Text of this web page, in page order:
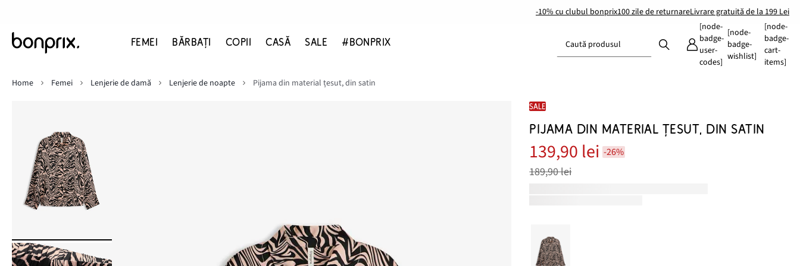
-10% cu clubul bonprix100 zile de returnareLivrare gratuită de la 199 Lei
FEMEI BĂRBAŢI COPII CASĂ SALE #BONPRIX Caută produsul
[node-
badge-
user-
codes]
[node-
badge-
wishlist]
[node-
badge-
cart-
items]
Home
Femei Lenjerie de damă Lenjerie de noapte Pijama din material țesut, din satin
SALE
PIJAMA DIN MATERIAL ȚESUT, DIN SATIN
139,90 lei -26%
189,90 lei